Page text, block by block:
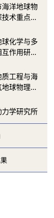
海洋地球物
术重点...
化学与多
作用研...
工程与海
球物理...
学研究所